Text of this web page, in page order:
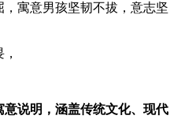
，寓意男孩坚韧不拔，意志坚
意说明，涵盖传统文化、现代